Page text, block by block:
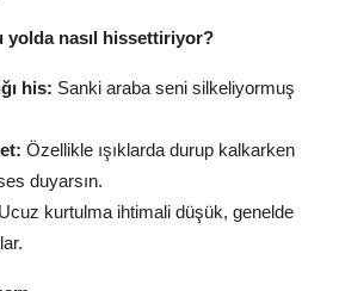
yolda nasıl hissettiriyor?
his: Sanki araba seni silkeliyormuş
Özellikle ışıklarda durup kalkarken
duyarsın.
Ucuz kurtulma ihtimali düşük, genelde